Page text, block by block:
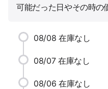
可能だった日やその時の
08/08 在庫なし
08/07 在庫なし
08/06 在庫なし